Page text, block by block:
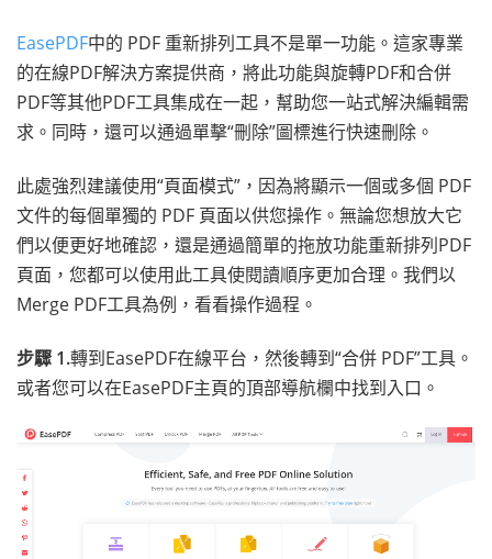
EasePDF中的 PDF 重新排列工具不是單一功能。這家專業
的在線PDF解決方案提供商，將此功能與旋轉PDF和合併
PDF等其他PDF工具集成在一起，幫助您一站式解決編輯需
求。同時，還可以通過單擊“刪除”圖標進行快速刪除。
此處強烈建議使用“頁面模式”，因為將顯示一個或多個 PDF
文件的每個單獨的 PDF 頁面以供您操作。無論您想放大它
們以便更好地確認，還是通過簡單的拖放功能重新排列PDF
頁面，您都可以使用此工具使閱讀順序更加合理。我們以
Merge PDF工具為例，看看操作過程。
步驟 1.轉到EasePDF在線平台，然後轉到“合併 PDF”工具。
或者您可以在EasePDF主頁的頂部導航欄中找到入口。